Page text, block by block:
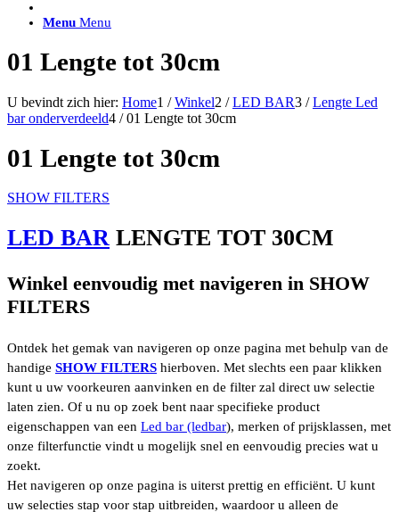
ACCESSOIRES/ AANSLUITMATERIAAL
Can-bus interface
Installatiemateriaal
Connectoren
Bedieningspanelen met kabel
Draadloos bedienen
LED ACHTERLICHTEN
Aanbiedingen
Menu Menu
01 Lengte tot 30cm
U bevindt zich hier: Home1 / Winkel2 / LED BAR3 / Lengte Led
bar onderverdeeld4 / 01 Lengte tot 30cm
01 Lengte tot 30cm
SHOW FILTERS
LED BAR LENGTE TOT 30CM
Winkel eenvoudig met navigeren in SHOW
FILTERS
Ontdek het gemak van navigeren op onze pagina met behulp van de
handige SHOW FILTERS hierboven. Met slechts een paar klikken
kunt u uw voorkeuren aanvinken en de filter zal direct uw selectie
laten zien. Of u nu op zoek bent naar specifieke product
eigenschappen van een Led bar (ledbar), merken of prijsklassen, met
onze filterfunctie vindt u mogelijk snel en eenvoudig precies wat u
zoekt.
Het navigeren op onze pagina is uiterst prettig en efficiënt. U kunt
uw selecties stap voor stap uitbreiden, waardoor u alleen de